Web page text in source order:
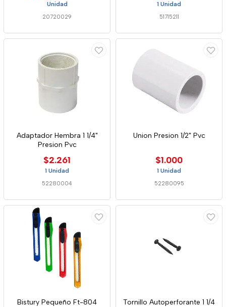
Unidad
20720029
1 Unidad
51715211
Adaptador Hembra 1 1/4"
Presion Pvc
$2.261
1 Unidad
52280004
Union Presion 1/2" Pvc
$1.000
1 Unidad
52280095
Bistury Pequeño Ft-804 Tornillo Autoperforante 1 1/4